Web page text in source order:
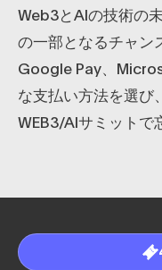
Web3とAIの技術の
の一部となるチャン
Google Pay、
な支払い方法を選び
WEB3/AIサミットで